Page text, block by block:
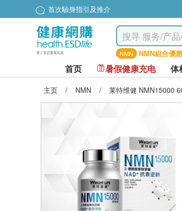
首次驗身指引及推介
NMN NMN組合優惠
首页 暑假健康充电 体
主页 / NMN / 莱特维健 NMN15000